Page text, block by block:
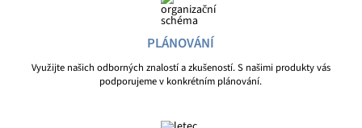
PLÁNOVÁNÍ
Využijte našich odborných znalostí a zkušeností. S našimi produkty vás
podporujeme v konkrétním plánování.